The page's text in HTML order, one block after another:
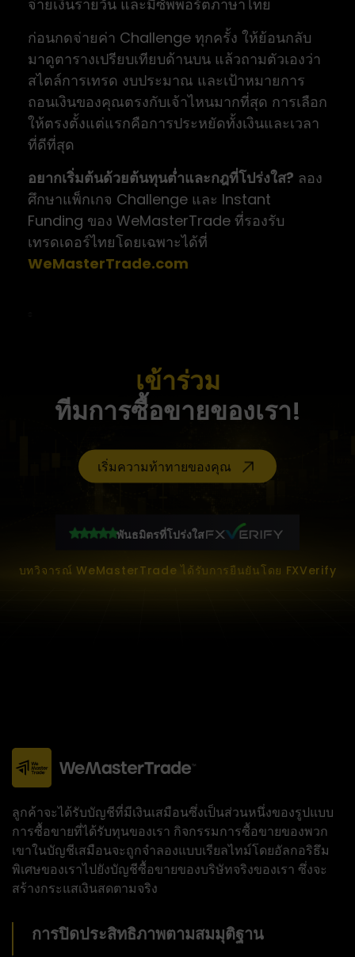
จ่ายเงินรายวัน และมีซัพพอร์ตภาษาไทย
ก่อนกดจ่ายค่า Challenge ทุกครั้ง ให้ย้อนกลับ
มาดูตารางเปรียบเทียบด้านบน แล้วถามตัวเองว่า
สไตล์การเทรด งบประมาณ และเป้าหมายการ
ถอนเงินของคุณตรงกับเจ้าไหนมากที่สุด การเลือก
ให้ตรงตั้งแต่แรกคือการประหยัดทั้งเงินและเวลา
ที่ดีที่สุด
อยากเริ่มต้นด้วยต้นทุนต่ำและกฎที่โปร่งใส? ลอง
ศึกษาแพ็กเกจ Challenge และ Instant
Funding ของ WeMasterTrade ที่รองรับ
เทรดเดอร์ไทยโดยเฉพาะได้ที่
WeMasterTrade.com
เข้าร่วม
ทีมการซื้อขายของเรา!
เริ่มความท้าทายของคุณ
พันธมิตรที่โปร่งใส
บทวิจารณ์ WeMasterTrade ได้รับการยืนยันโดย FXVerify
ลูกค้าจะได้รับบัญชีที่มีเงินเสมือนซึ่งเป็นส่วนหนึ่งของรูปแบบ
การซื้อขายที่ได้รับทุนของเรา กิจกรรมการซื้อขายของพวก
เขาในบัญชีเสมือนจะถูกจำลองแบบเรียลไทม์โดยอัลกอริธึม
พิเศษของเราไปยังบัญชีซื้อขายของบริษัทจริงของเรา ซึ่งจะ
สร้างกระแสเงินสดตามจริง
การปิดประสิทธิภาพตามสมมุติฐาน